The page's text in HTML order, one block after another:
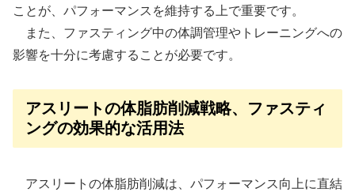
ことが、パフォーマンスを維持する上で重要です。
また、ファスティング中の体調管理やトレーニングへの
影響を十分に考慮することが必要です。
アスリートの体脂肪削減戦略、ファスティ
ングの効果的な活用法
アスリートの体脂肪削減は、パフォーマンス向上に直結